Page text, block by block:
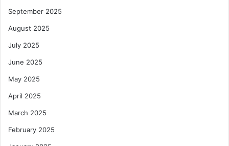
September 2025
August 2025
July 2025
June 2025
May 2025
April 2025
March 2025
February 2025